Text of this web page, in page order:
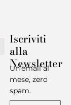
Iscriviti
alla
Newsletter
Un’email al
mese, zero
spam.